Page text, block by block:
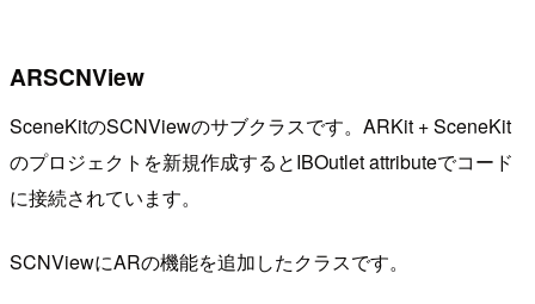
ARSCNView
SceneKitのSCNViewのサブクラスです。ARKit + SceneKit
のプロジェクトを新規作成するとIBOutlet attributeでコード
に接続されています。
SCNViewにARの機能を追加したクラスです。